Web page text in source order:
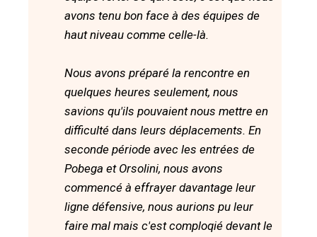
avons tenu bon face à des équipes de
haut niveau comme celle-là.
Nous avons préparé la rencontre en
quelques heures seulement, nous
savions qu'ils pouvaient nous mettre en
difficulté dans leurs déplacements. En
seconde période avec les entrées de
Pobega et Orsolini, nous avons
commencé à effrayer davantage leur
ligne défensive, nous aurions pu leur
faire mal mais c'est comploqié devant le